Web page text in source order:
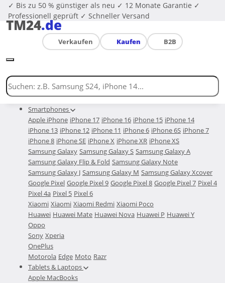
✓ Bis zu 50 % günstiger als neu ✓ 12 Monate Garantie ✓
Professionell geprüft ✓ Schneller Versand
TM24.de
Verkaufen Kaufen B2B
Smartphones
Apple iPhone iPhone 17 iPhone 16 iPhone 15 iPhone 14
iPhone 13 iPhone 12 iPhone 11 iPhone 6 iPhone 6S iPhone 7
iPhone 8 iPhone SE iPhone X iPhone XR iPhone XS
Samsung Galaxy Samsung Galaxy S Samsung Galaxy A
Samsung Galaxy Flip & Fold Samsung Galaxy Note
Samsung Galaxy J Samsung Galaxy M Samsung Galaxy Xcover
Google Pixel Google Pixel 9 Google Pixel 8 Google Pixel 7 Pixel 4
Pixel 4a Pixel 5 Pixel 6
Xiaomi Xiaomi Xiaomi Redmi Xiaomi Poco
Huawei Huawei Mate Huawei Nova Huawei P Huawei Y
Oppo
Sony Xperia
OnePlus
Motorola Edge Moto Razr
Tablets & Laptops
Apple MacBooks